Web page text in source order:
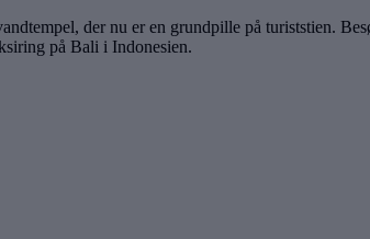
der nu er en grundpille på turiststien.
på Bali i Indonesien.